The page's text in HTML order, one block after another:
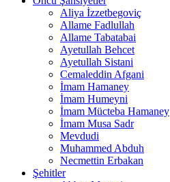
Aliya İzzetbegoviç
Allame Fadlullah
Allame Tabatabai
Ayetullah Behcet
Ayetullah Sistani
Cemaleddin Afgani
İmam Hamaney
İmam Humeyni
İmam Mücteba Hamaney
İmam Musa Sadr
Mevdudi
Muhammed Abduh
Necmettin Erbakan
Şehitler